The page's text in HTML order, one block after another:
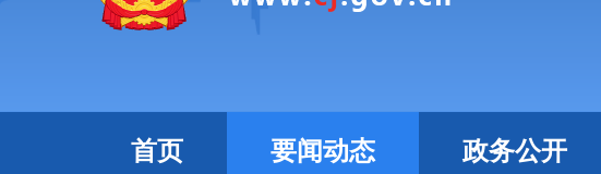
首页 要闻动态 政务公开